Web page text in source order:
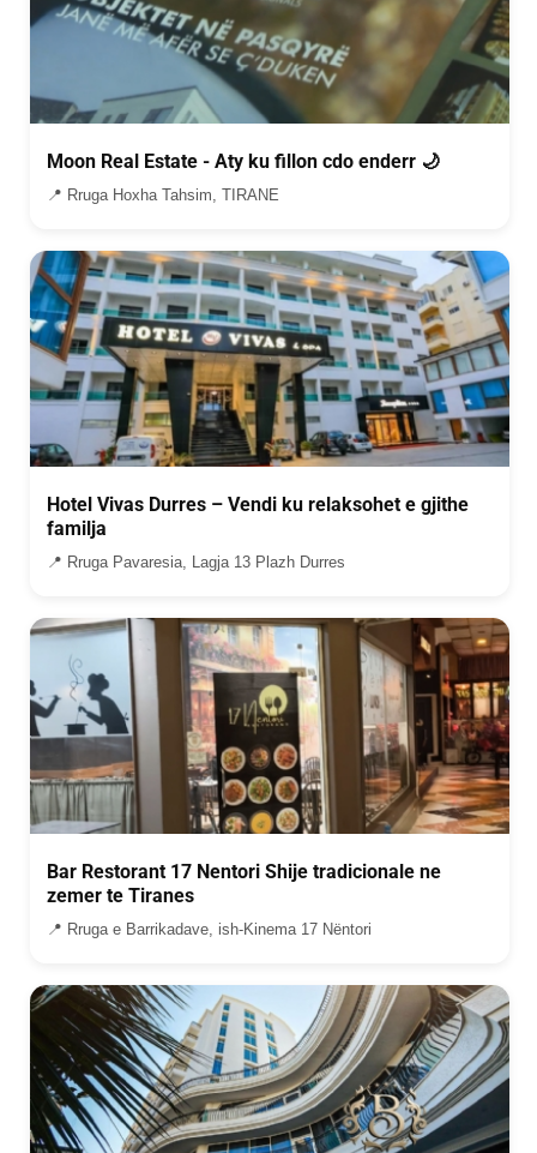
Moon Real Estate - Aty ku fillon cdo enderr 🌙
📍 Rruga Hoxha Tahsim, TIRANE
Hotel Vivas Durres – Vendi ku relaksohet e gjithe
familja
📍 Rruga Pavaresia, Lagja 13 Plazh Durres
Bar Restorant 17 Nentori Shije tradicionale ne
zemer te Tiranes
📍 Rruga e Barrikadave, ish-Kinema 17 Nëntori